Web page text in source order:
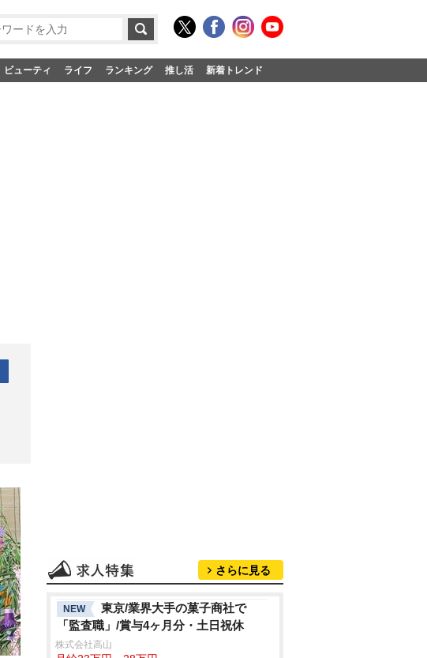
ビューティ ライフ ランキング 推し活 新着トレンド
さらに見る
NEW
東京/業界大手の菓子商社で
「監査職」/賞与4ヶ月分・土日祝休
株式会社高山